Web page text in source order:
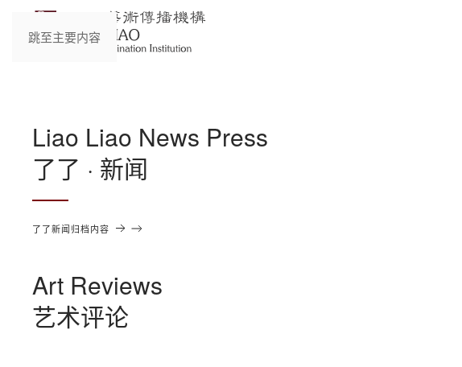
跳至主要内容
Liao Liao News Press
了了 · 新闻
了了新闻归档内容
Art Reviews
艺术评论